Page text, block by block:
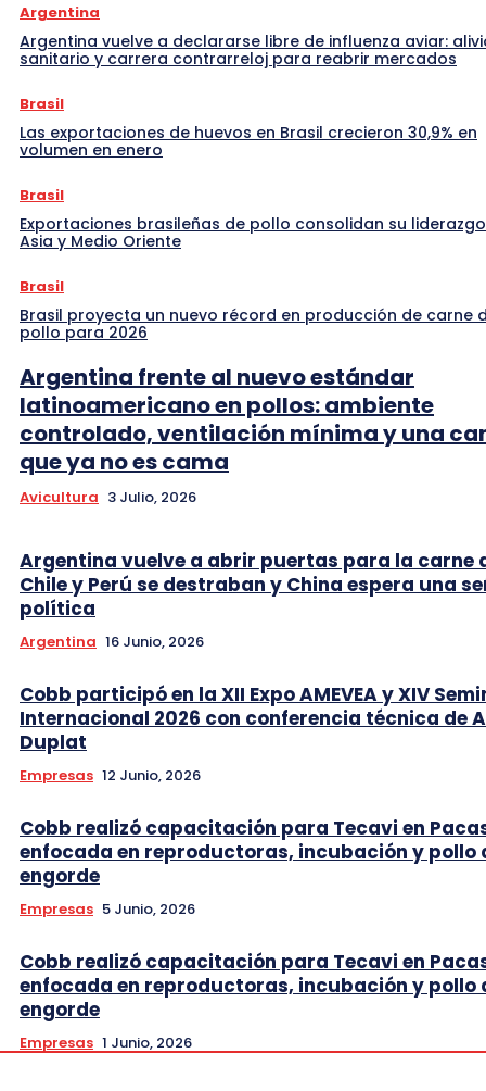
Argentina
Argentina vuelve a declararse libre de influenza aviar:
sanitario y carrera contrarreloj para reabrir mercados
Brasil
Las exportaciones de huevos en Brasil crecieron 30,9% en
volumen en enero
Brasil
Exportaciones brasileñas de pollo consolidan su
Asia y Medio Oriente
Brasil
Brasil proyecta un nuevo récord en producción de carne
pollo para 2026
Argentina frente al nuevo estándar
latinoamericano en pollos: ambiente
controlado, ventilación mínima y una
que ya no es cama
Avicultura 3 Julio, 2026
Argentina vuelve a abrir puertas para la carne
Chile y Perú se destraban y China espera una
política
Argentina 16 Junio, 2026
Cobb participó en la XII Expo AMEVEA y XIV
Internacional 2026 con conferencia técnica de
Duplat
Empresas 12 Junio, 2026
Cobb realizó capacitación para Tecavi en
enfocada en reproductoras, incubación y pollo
engorde
Empresas 5 Junio, 2026
Cobb realizó capacitación para Tecavi en
enfocada en reproductoras, incubación y pollo
engorde
Empresas 1 Junio, 2026